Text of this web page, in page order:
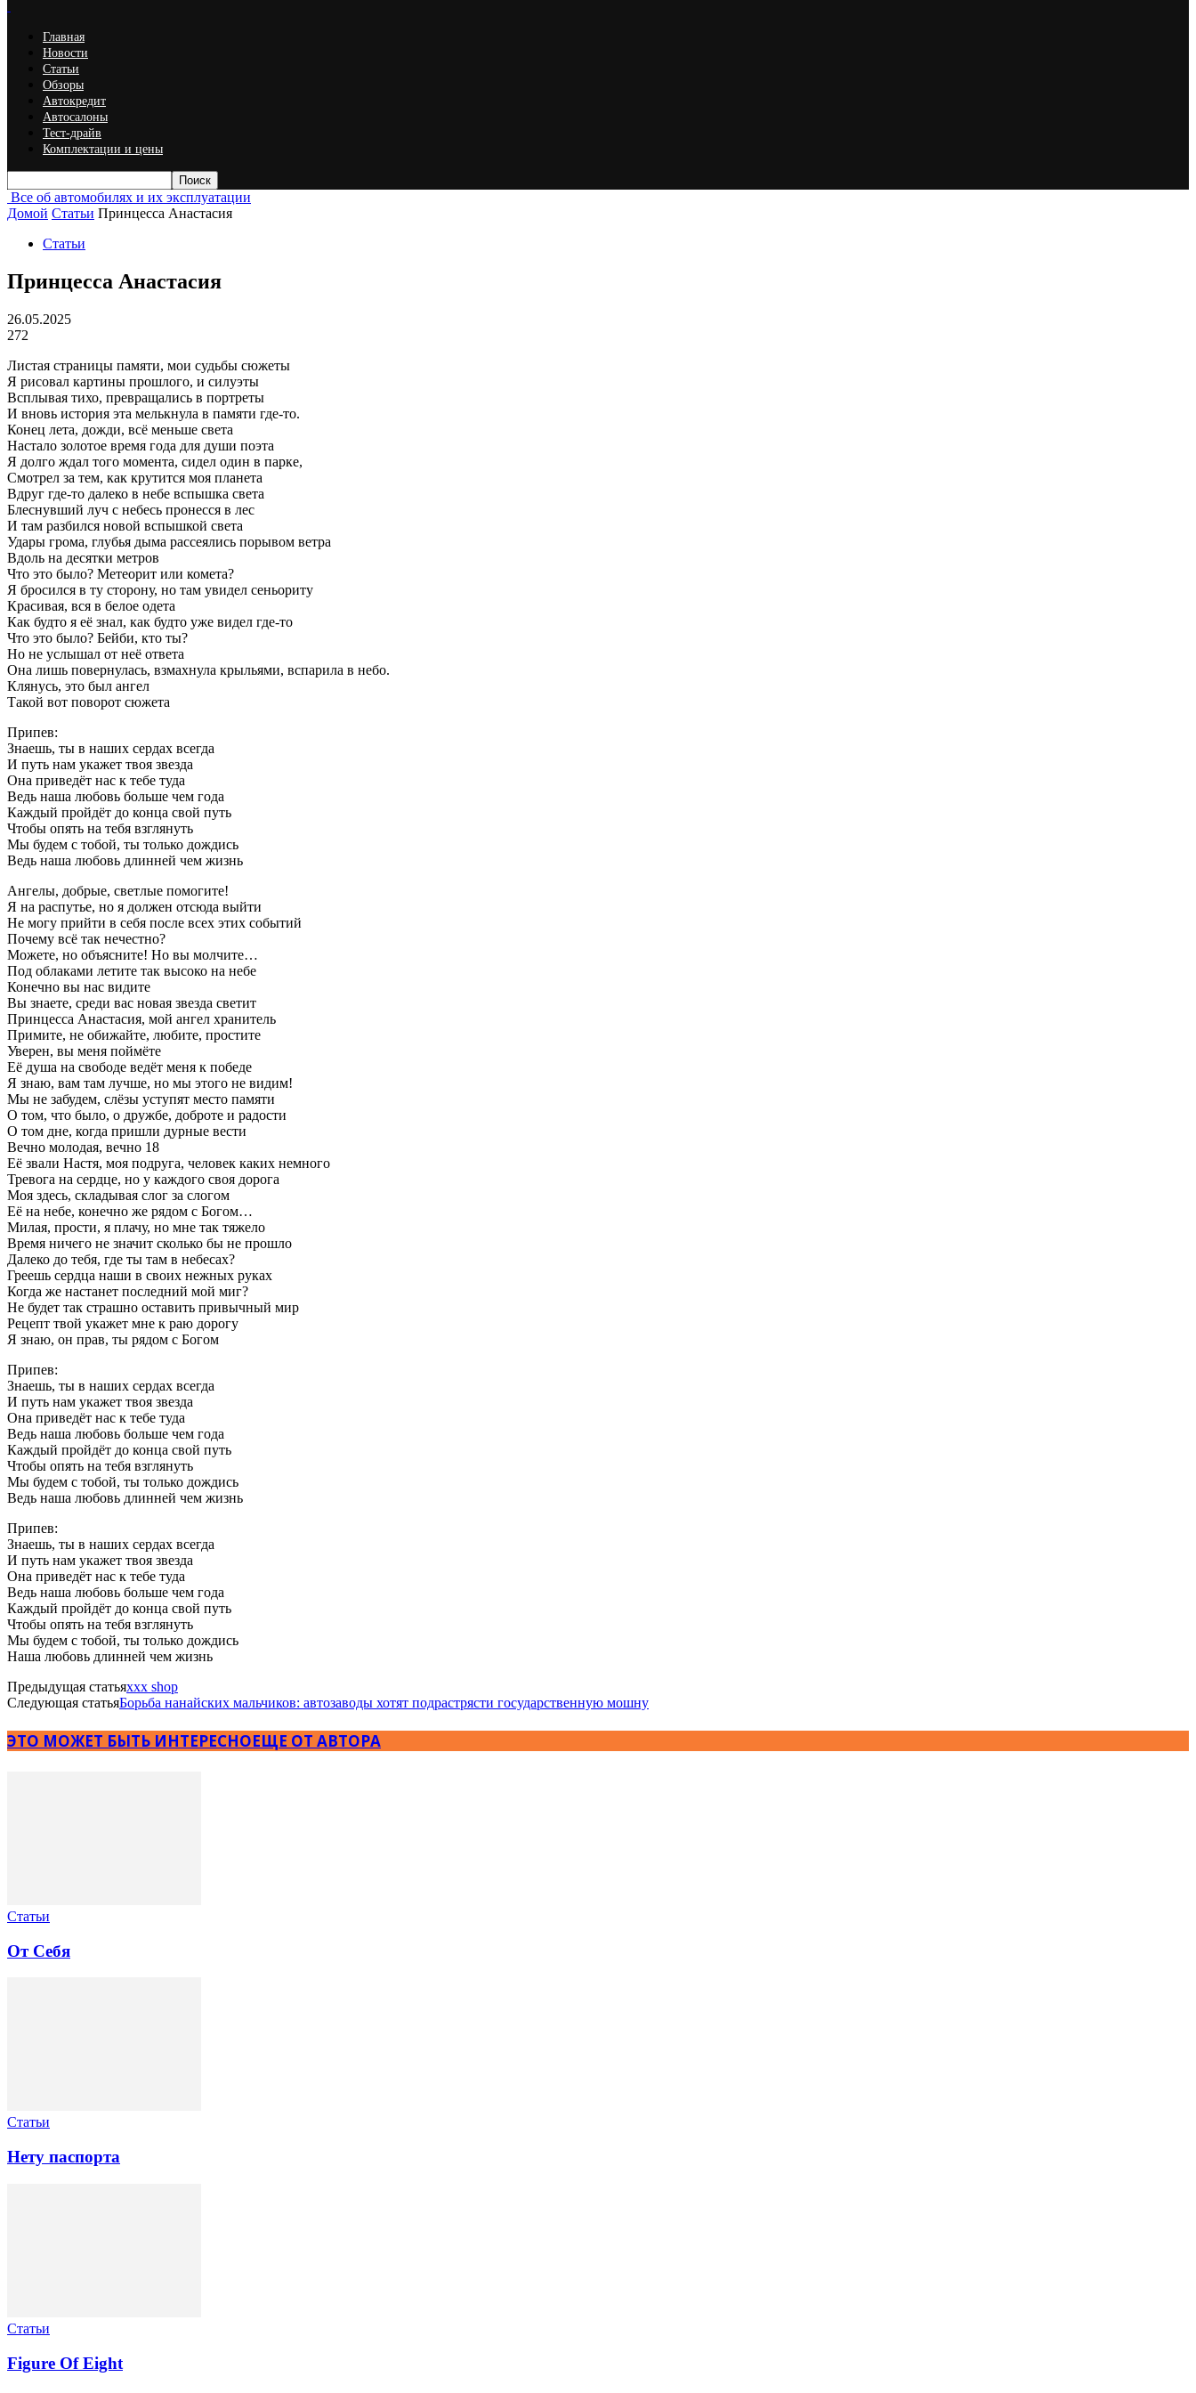
Главная
Новости
Статьи
Обзоры
Автокредит
Автосалоны
Тест-драйв
Комплектации и цены
Все об автомобилях и их эксплуатации
Домой Статьи Принцесса Анастасия
Статьи
Принцесса Анастасия
26.05.2025
272
Листая страницы памяти, мои судьбы сюжеты
Я рисовал картины прошлого, и силуэты
Всплывая тихо, превращались в портреты
И вновь история эта мелькнула в памяти где-то.
Конец лета, дожди, всё меньше света
Настало золотое время года для души поэта
Я долго ждал того момента, сидел один в парке,
Смотрел за тем, как крутится моя планета
Вдруг где-то далеко в небе вспышка света
Блеснувший луч с небесь пронесся в лес
И там разбился новой вспышкой света
Удары грома, глубья дыма рассеялись порывом ветра
Вдоль на десятки метров
Что это было? Метеорит или комета?
Я бросился в ту сторону, но там увидел сеньориту
Красивая, вся в белое одета
Как будто я её знал, как будто уже видел где-то
Что это было? Бейби, кто ты?
Но не услышал от неё ответа
Она лишь повернулась, взмахнула крыльями, вспарила в небо.
Клянусь, это был ангел
Такой вот поворот сюжета
Припев:
Знаешь, ты в наших сердах всегда
И путь нам укажет твоя звезда
Она приведёт нас к тебе туда
Ведь наша любовь больше чем года
Каждый пройдёт до конца свой путь
Чтобы опять на тебя взглянуть
Мы будем с тобой, ты только дождись
Ведь наша любовь длинней чем жизнь
Ангелы, добрые, светлые помогите!
Я на распутье, но я должен отсюда выйти
Не могу прийти в себя после всех этих событий
Почему всё так нечестно?
Можете, но объясните! Но вы молчите…
Под облаками летите так высоко на небе
Конечно вы нас видите
Вы знаете, среди вас новая звезда светит
Принцесса Анастасия, мой ангел хранитель
Примите, не обижайте, любите, простите
Уверен, вы меня поймёте
Её душа на свободе ведёт меня к победе
Я знаю, вам там лучше, но мы этого не видим!
Мы не забудем, слёзы уступят место памяти
О том, что было, о дружбе, доброте и радости
О том дне, когда пришли дурные вести
Вечно молодая, вечно 18
Её звали Настя, моя подруга, человек каких немного
Тревога на сердце, но у каждого своя дорога
Моя здесь, складывая слог за слогом
Её на небе, конечно же рядом с Богом…
Милая, прости, я плачу, но мне так тяжело
Время ничего не значит сколько бы не прошло
Далеко до тебя, где ты там в небесах?
Греешь сердца наши в своих нежных руках
Когда же настанет последний мой миг?
Не будет так страшно оставить привычный мир
Рецепт твой укажет мне к раю дорогу
Я знаю, он прав, ты рядом с Богом
Припев:
Знаешь, ты в наших сердах всегда
И путь нам укажет твоя звезда
Она приведёт нас к тебе туда
Ведь наша любовь больше чем года
Каждый пройдёт до конца свой путь
Чтобы опять на тебя взглянуть
Мы будем с тобой, ты только дождись
Ведь наша любовь длинней чем жизнь
Припев:
Знаешь, ты в наших сердах всегда
И путь нам укажет твоя звезда
Она приведёт нас к тебе туда
Ведь наша любовь больше чем года
Каждый пройдёт до конца свой путь
Чтобы опять на тебя взглянуть
Мы будем с тобой, ты только дождись
Наша любовь длинней чем жизнь
Предыдущая статьяxxx shop
Следующая статьяБорьба нанайских мальчиков: автозаводы хотят подрастрясти государственную мошну
ЭТО МОЖЕТ БЫТЬ ИНТЕРЕСНОЕЩЕ ОТ АВТОРА
Статьи
От Себя
Статьи
Нету паспорта
Статьи
Figure Of Eight